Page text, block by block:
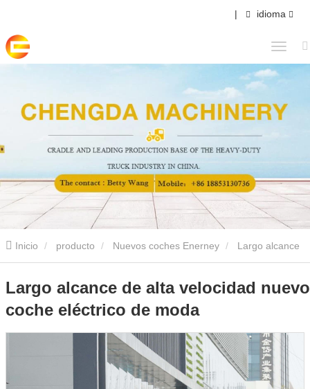
| idioma
Inicio producto Nuevos coches Enerney
Largo alcance de alta velocidad nuevo
coche eléctrico de moda